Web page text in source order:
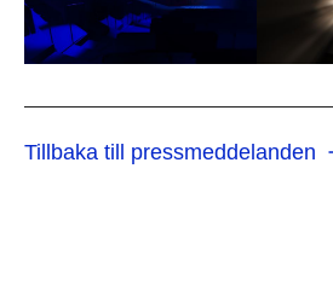
Tillbaka till pressmeddelanden